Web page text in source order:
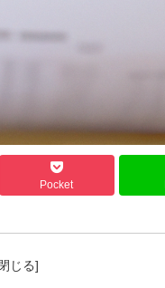
Pocket